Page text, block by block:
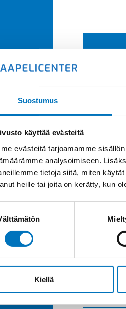
Suostumus
käyttää evästeitä
evästeitä tarjoamamme
analysoimiseen.
tietoja siitä, miten
heille tai joita on kerätty, kun
Kiellä
Saman